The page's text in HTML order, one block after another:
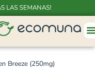
LAS SEMANAS!
Breeze (250mg)